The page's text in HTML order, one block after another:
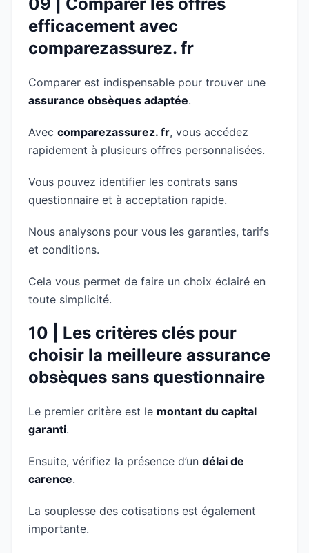
efficacement avec
comparezassurez. fr
Comparer est indispensable pour trouver une
assurance obsèques adaptée.
Avec comparezassurez. fr, vous accédez
rapidement à plusieurs offres personnalisées.
Vous pouvez identifier les contrats sans
questionnaire et à acceptation rapide.
Nous analysons pour vous les garanties, tarifs
et conditions.
Cela vous permet de faire un choix éclairé en
toute simplicité.
10 | Les critères clés pour
choisir la meilleure assurance
obsèques sans questionnaire
Le premier critère est le montant du capital
garanti.
Ensuite, vérifiez la présence d’un délai de
carence.
La souplesse des cotisations est également
importante.